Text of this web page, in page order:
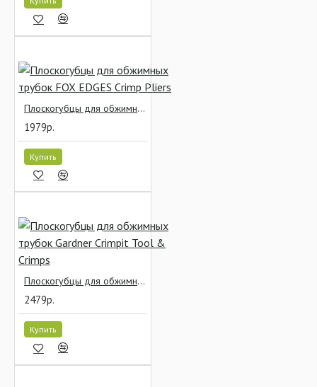
Плоскогубцы для обжимных трубок FOX EDGES Crimp Pliers
1979р.
Купить
Плоскогубцы для обжимных трубок Gardner Crimpit Tool & Crimps
2479р.
Купить